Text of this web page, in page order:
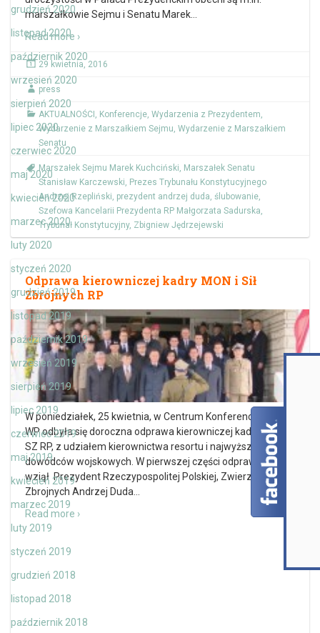
grudzień 2020
listopad 2020
październik 2020
wrzesień 2020
sierpień 2020
lipiec 2020
czerwiec 2020
maj 2020
kwiecień 2020
marzec 2020
luty 2020
styczeń 2020
grudzień 2019
listopad 2019
październik 2019
wrzesień 2019
sierpień 2019
lipiec 2019
czerwiec 2019
maj 2019
kwiecień 2019
marzec 2019
luty 2019
styczeń 2019
grudzień 2018
listopad 2018
październik 2018
marszałkowie Sejmu i Senatu Marek
Read more ›
29 kwietnia, 2016
press
AKTUALNOŚCI , Konferencje, Wydarzenia z Prezydentem,
Wydarzenie z Marszałkiem Sejmu, Wydarzenie z Marszałkiem
Senatu
Marszałek Sejmu Marek Kuchciński, Marszałek Senatu
Stanisław Karczewski, Prezes Trybunału Konstytucyjnego
Andrzej Rzepliński, prezydent andrzej duda, ślubowanie,
Szefowa Kancelarii Prezydenta RP Małgorzata Sadurska,
Trybunał Konstytucyjny, Zbigniew Jędrzejewski
Odprawa kierowniczej kadry MON i Sił
Zbrojnych RP
W poniedziałek, 25 kwietnia, w Centrum Konferencyjnym
WP odbyła się doroczna odprawa kierowniczej kadry MON i
SZ RP, z udziałem kierownictwa resortu i najwyższych
dowódców wojskowych. W pierwszej części odprawy udział
wziął Prezydent Rzeczypospolitej Polskiej, Zwierzchnik Sił
Zbrojnych Andrzej Duda
Read more ›